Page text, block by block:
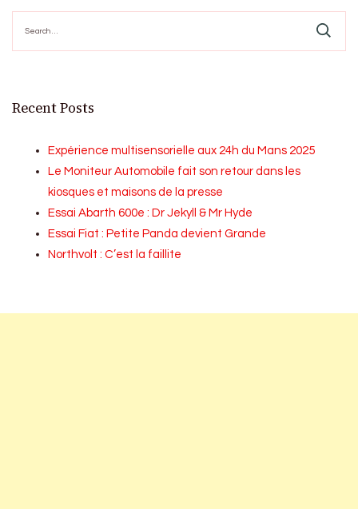
for:
Recent Posts
Expérience multisensorielle aux 24h du Mans 2025
Le Moniteur Automobile fait son retour dans les
kiosques et maisons de la presse
Essai Abarth 600e : Dr Jekyll & Mr Hyde
Essai Fiat : Petite Panda devient Grande
Northvolt : C’est la faillite